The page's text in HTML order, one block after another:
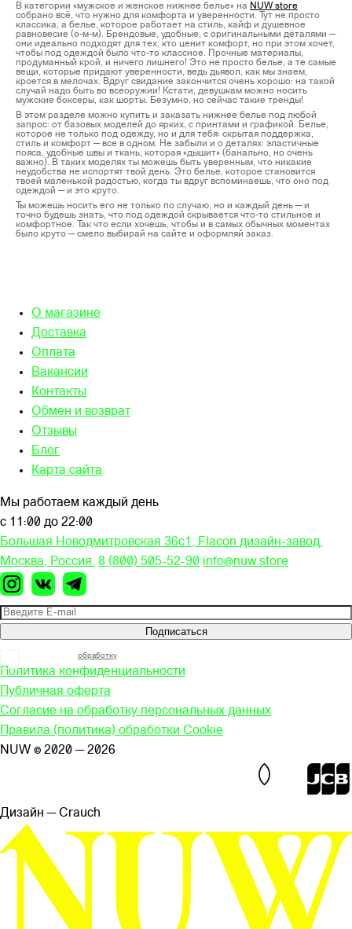
В категории «мужское и женское нижнее белье» на NUW store
собрано всё, что нужно для комфорта и уверенности. Тут не просто
классика, а белье, которое работает на стиль, кайф и душевное
равновесие (о-м-м). Брендовые, удобные, с оригинальными деталями —
они идеально подходят для тех, кто ценит комфорт, но при этом хочет,
чтобы под одеждой было что-то классное. Прочные материалы,
продуманный крой, и ничего лишнего! Это не просто белье, а те самые
вещи, которые придают уверенности, ведь дьявол, как мы знаем,
кроется в мелочах. Вдруг свидание закончится очень хорошо: на такой
случай надо быть во всеоружии! Кстати, девушкам можно носить
мужские боксеры, как шорты. Безумно, но сейчас такие тренды!
В этом разделе можно купить и заказать нижнее белье под любой
запрос: от базовых моделей до ярких, с принтами и графикой. Белье,
которое не только под одежду, но и для тебя: скрытая поддержка,
стиль и комфорт — все в одном. Не забыли и о деталях: эластичные
пояса, удобные швы и ткань, которая «дышит» (банально, но очень
важно). В таких моделях ты можешь быть уверенным, что никакие
неудобства не испортят твой день. Это белье, которое становится
твоей маленькой радостью, когда ты вдруг вспоминаешь, что оно под
одеждой — и это круто.
Ты можешь носить его не только по случаю, но и каждый день — и
точно будешь знать, что под одеждой скрывается что-то стильное и
комфортное. Так что если хочешь, чтобы и в самых обычных моментах
было круто — смело выбирай на сайте и оформляй заказ.
О магазине
Доставка
Оплата
Вакансии
Контакты
Обмен и возврат
Отзывы
Блог
Карта сайта
Мы работаем каждый день
с 11:00 до 22:00
Большая Новодмитровская 36c1, Flacon дизайн-завод,
Москва, Россия. 8 (800) 505-52-90 info@nuw.store
Подписаться
обработку
Политика конфиденциальности
Публичная оферта
Согласие на обработку персональных данных
Правила (политика) обработки Cookie
NUW © 2020 — 2026
Дизайн — Сrauch